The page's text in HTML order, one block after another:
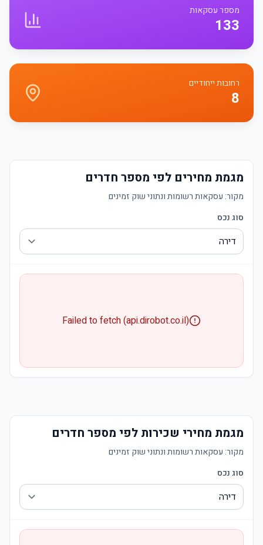
מספר עסקאות
133
רחובות ייחודיים
8
מגמת מחירים לפי מספר חדרים
מקור: עסקאות רשומות ונתוני שוק זמינים
סוג נכס
Failed to fetch (api.dirobot.co.il)
מגמת מחירי שכירות לפי מספר חדרים
מקור: עסקאות רשומות ונתוני שוק זמינים
סוג נכס